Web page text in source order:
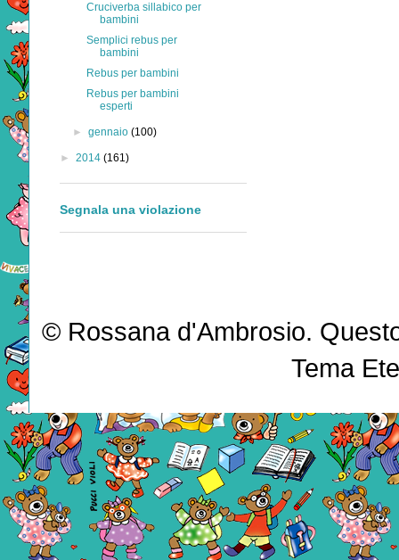
Cruciverba sillabico per
bambini
Semplici rebus per
bambini
Rebus per bambini
Rebus per bambini
esperti
►gennaio(100)
► 2014 (161)
Segnala una violazione
© Rossana d'Ambrosio.
Tema